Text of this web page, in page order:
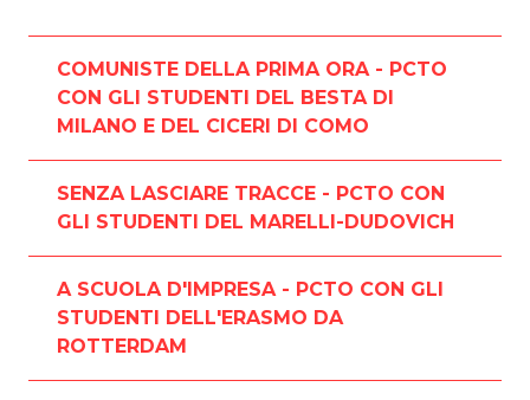
COMUNISTE DELLA PRIMA ORA - PCTO
CON GLI STUDENTI DEL BESTA DI
MILANO E DEL CICERI DI COMO
SENZA LASCIARE TRACCE - PCTO CON
GLI STUDENTI DEL MARELLI-DUDOVICH
A SCUOLA D'IMPRESA - PCTO CON GLI
STUDENTI DELL'ERASMO DA
ROTTERDAM